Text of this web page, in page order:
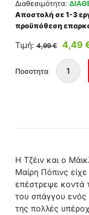
Διαθεσιμότητα:
Αποστολή σε 1-3
προϋπόθεση
Τιμή: 4,99 € 4,49
Ποσοτητα
Η Τζέιν και ο
Μαίρη Πόπινς
επέστρεψε κοντά
του σπάγγου ενός
της πολλές